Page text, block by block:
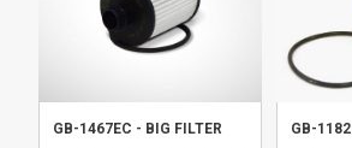
GB-1467EC - BIG FILTER
GB-1182